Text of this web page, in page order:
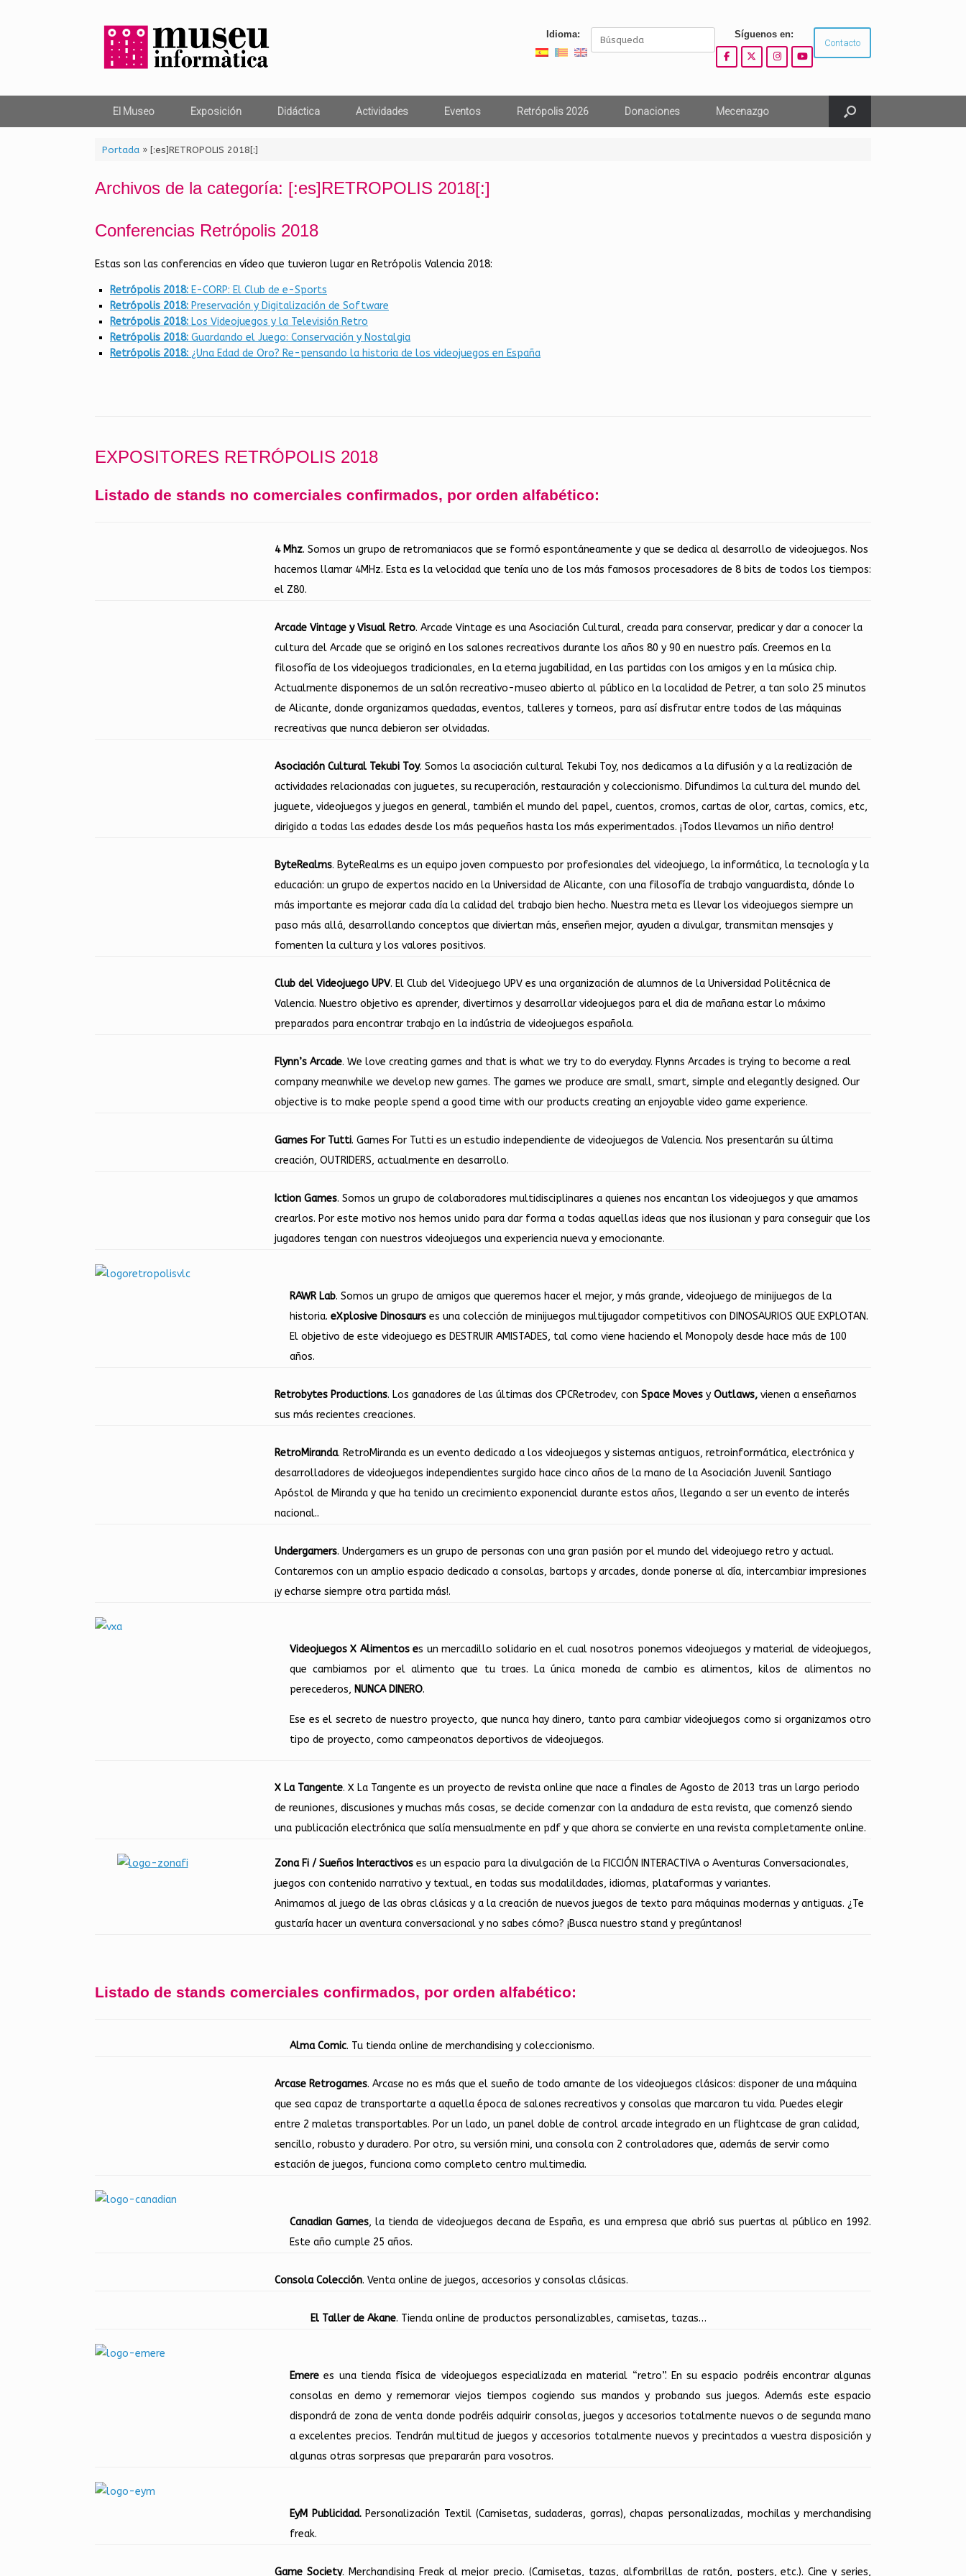
Idioma: Buscar:
Síguenos en:
Contacto
El Museo Exposición Didáctica Actividades Eventos Retrópolis 2026 Donaciones Mecenazgo
Portada» [:es]RETROPOLIS 2018[:]
Archivos de la categoría: [:es]RETROPOLIS 2018[:]
Conferencias Retrópolis 2018
Estas son las conferencias en vídeo que tuvieron lugar en Retrópolis Valencia 2018:
Retrópolis 2018: E-CORP: El Club de e-Sports
Retrópolis 2018: Preservación y Digitalización de Software
Retrópolis 2018: Los Videojuegos y la Televisión Retro
Retrópolis 2018: Guardando el Juego: Conservación y Nostalgia
Retrópolis 2018: ¿Una Edad de Oro? Re-pensando la historia de los videojuegos en España
EXPOSITORES RETRÓPOLIS 2018
Listado de stands no comerciales confirmados, por orden alfabético:
4 Mhz. Somos un grupo de retromaniacos que se formó espontáneamente y que se dedica al desarrollo de videojuegos. Nos
hacemos llamar 4MHz. Esta es la velocidad que tenía uno de los más famosos procesadores de 8 bits de todos los tiempos:
el Z80.
Arcade Vintage y Visual Retro. Arcade Vintage es una Asociación Cultural, creada para conservar, predicar y dar a conocer la
cultura del Arcade que se originó en los salones recreativos durante los años 80 y 90 en nuestro país. Creemos en la
filosofía de los videojuegos tradicionales, en la eterna jugabilidad, en las partidas con los amigos y en la música chip.
Actualmente disponemos de un salón recreativo-museo abierto al público en la localidad de Petrer, a tan solo 25 minutos
de Alicante, donde organizamos quedadas, eventos, talleres y torneos, para así disfrutar entre todos de las máquinas
recreativas que nunca debieron ser olvidadas.
Asociación Cultural Tekubi Toy. Somos la asociación cultural Tekubi Toy, nos dedicamos a la difusión y a la realización de
actividades relacionadas con juguetes, su recuperación, restauración y coleccionismo. Difundimos la cultura del mundo del
juguete, videojuegos y juegos en general, también el mundo del papel, cuentos, cromos, cartas de olor, cartas, comics, etc,
dirigido a todas las edades desde los más pequeños hasta los más experimentados. ¡Todos llevamos un niño dentro!
ByteRealms. ByteRealms es un equipo joven compuesto por profesionales del videojuego, la informática, la tecnología y la
educación: un grupo de expertos nacido en la Universidad de Alicante, con una filosofía de trabajo vanguardista, dónde lo
más importante es mejorar cada día la calidad del trabajo bien hecho. Nuestra meta es llevar los videojuegos siempre un
paso más allá, desarrollando conceptos que diviertan más, enseñen mejor, ayuden a divulgar, transmitan mensajes y
fomenten la cultura y los valores positivos.
Club del Videojuego UPV. El Club del Videojuego UPV es una organización de alumnos de la Universidad Politécnica de
Valencia. Nuestro objetivo es aprender, divertirnos y desarrollar videojuegos para el dia de mañana estar lo máximo
preparados para encontrar trabajo en la indústria de videojuegos española.
Flynn’s Arcade. We love creating games and that is what we try to do everyday. Flynns Arcades is trying to become a real
company meanwhile we develop new games. The games we produce are small, smart, simple and elegantly designed. Our
objective is to make people spend a good time with our products creating an enjoyable video game experience.
Games For Tutti. Games For Tutti es un estudio independiente de videojuegos de Valencia. Nos presentarán su última
creación, OUTRIDERS, actualmente en desarrollo.
Iction Games. Somos un grupo de colaboradores multidisciplinares a quienes nos encantan los videojuegos y que amamos
crearlos. Por este motivo nos hemos unido para dar forma a todas aquellas ideas que nos ilusionan y para conseguir que los
jugadores tengan con nuestros videojuegos una experiencia nueva y emocionante.
RAWR Lab. Somos un grupo de amigos que queremos hacer el mejor, y más grande, videojuego de minijuegos de la
historia. eXplosive Dinosaurs es una colección de minijuegos multijugador competitivos con DINOSAURIOS QUE EXPLOTAN.
El objetivo de este videojuego es DESTRUIR AMISTADES, tal como viene haciendo el Monopoly desde hace más de 100
años.
Retrobytes Productions. Los ganadores de las últimas dos CPCRetrodev, con Space Moves y Outlaws, vienen a enseñarnos
sus más recientes creaciones.
RetroMiranda. RetroMiranda es un evento dedicado a los videojuegos y sistemas antiguos, retroinformática, electrónica y
desarrolladores de videojuegos independientes surgido hace cinco años de la mano de la Asociación Juvenil Santiago
Apóstol de Miranda y que ha tenido un crecimiento exponencial durante estos años, llegando a ser un evento de interés
nacional..
Undergamers. Undergamers es un grupo de personas con una gran pasión por el mundo del videojuego retro y actual.
Contaremos con un amplio espacio dedicado a consolas, bartops y arcades, donde ponerse al día, intercambiar impresiones
¡y echarse siempre otra partida más!.
Videojuegos X Alimentos es un mercadillo solidario en el cual nosotros ponemos videojuegos y material de videojuegos,
que cambiamos por el alimento que tu traes. La única moneda de cambio es alimentos, kilos de alimentos no
perecederos, NUNCA DINERO.
Ese es el secreto de nuestro proyecto, que nunca hay dinero, tanto para cambiar videojuegos como si organizamos otro
tipo de proyecto, como campeonatos deportivos de videojuegos.
X La Tangente. X La Tangente es un proyecto de revista online que nace a finales de Agosto de 2013 tras un largo periodo
de reuniones, discusiones y muchas más cosas, se decide comenzar con la andadura de esta revista, que comenzó siendo
una publicación electrónica que salía mensualmente en pdf y que ahora se convierte en una revista completamente online.
Zona Fi / Sueños Interactivos es un espacio para la divulgación de la FICCIÓN INTERACTIVA o Aventuras Conversacionales,
juegos con contenido narrativo y textual, en todas sus modalildades, idiomas, plataformas y variantes.
Animamos al juego de las obras clásicas y a la creación de nuevos juegos de texto para máquinas modernas y antiguas. ¿Te
gustaría hacer un aventura conversacional y no sabes cómo? ¡Busca nuestro stand y pregúntanos!
Listado de stands comerciales confirmados, por orden alfabético:
Alma Comic. Tu tienda online de merchandising y coleccionismo.
Arcase Retrogames. Arcase no es más que el sueño de todo amante de los videojuegos clásicos: disponer de una máquina
que sea capaz de transportarte a aquella época de salones recreativos y consolas que marcaron tu vida. Puedes elegir
entre 2 maletas transportables. Por un lado, un panel doble de control arcade integrado en un flightcase de gran calidad,
sencillo, robusto y duradero. Por otro, su versión mini, una consola con 2 controladores que, además de servir como
estación de juegos, funciona como completo centro multimedia.
Canadian Games, la tienda de videojuegos decana de España, es una empresa que abrió sus puertas al público en 1992.
Este año cumple 25 años.
Consola Colección. Venta online de juegos, accesorios y consolas clásicas.
El Taller de Akane. Tienda online de productos personalizables, camisetas, tazas…
Emere es una tienda física de videojuegos especializada en material “retro”. En su espacio podréis encontrar algunas
consolas en demo y rememorar viejos tiempos cogiendo sus mandos y probando sus juegos. Además este espacio
dispondrá de zona de venta donde podréis adquirir consolas, juegos y accesorios totalmente nuevos o de segunda mano
a excelentes precios. Tendrán multitud de juegos y accesorios totalmente nuevos y precintados a vuestra disposición y
algunas otras sorpresas que prepararán para vosotros.
EyM Publicidad.Personalización Textil (Camisetas, sudaderas, gorras), chapas personalizadas, mochilas y merchandising
freak.
Game Society. Merchandising Freak al mejor precio. (Camisetas, tazas, alfombrillas de ratón, posters, etc.). Cine y series,